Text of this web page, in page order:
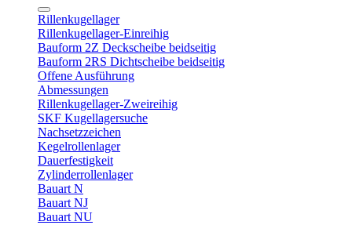
Rillenkugellager
Rillenkugellager-Einreihig
Bauform 2Z Deckscheibe beidseitig
Bauform 2RS Dichtscheibe beidseitig
Offene Ausführung
Abmessungen
Rillenkugellager-Zweireihig
SKF Kugellagersuche
Nachsetzzeichen
Kegelrollenlager
Dauerfestigkeit
Zylinderrollenlager
Bauart N
Bauart NJ
Bauart NU